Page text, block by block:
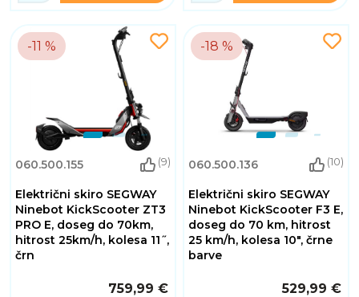
-11 %
060.500.155 (9)
Električni skiro SEGWAY
Ninebot KickScooter ZT3
PRO E, doseg do 70km,
hitrost 25km/h, kolesa 11˝,
črn
759,99 €
-18 %
060.500.136 (10)
Električni skiro SEGWAY
Ninebot KickScooter F3 E,
doseg do 70 km, hitrost
25 km/h, kolesa 10", črne
barve
529,99 €